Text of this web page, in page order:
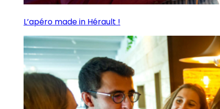
L’apéro made in Hérault !